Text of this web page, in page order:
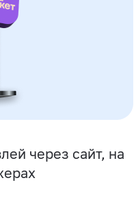
через сайт, на